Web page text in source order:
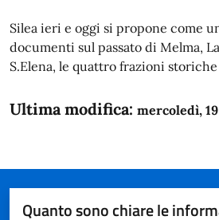
Silea ieri e oggi si propone come
documenti sul passato di Melma,
S.Elena, le quattro frazioni
Ultima modifica: mercoledì,
Quanto sono chiare le